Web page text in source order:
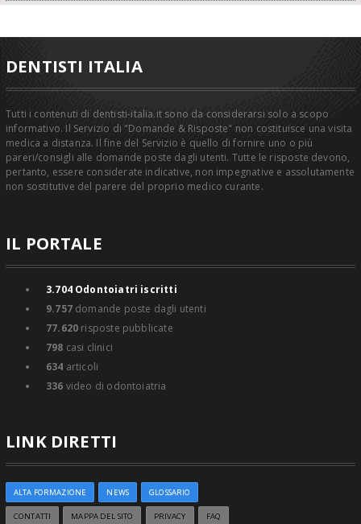
DENTISTI ITALIA
Tutti i contenuti di dentisti-italia.it sono da considerarsi solo a scopo
informativo. Il Servizio di "Domande & Risposte" non costituisce una visita
medica a distanza. Il fine del Servizio è quello di fornire uno o più
pareri/consigli alle domande poste dagli utenti. Tutte le risposte devono,
pertanto, essere considerate indicative, non impegnative e assolutamente
non sostitutive del parere del proprio medico curante.
IL PORTALE
3.704Odontoiatri iscritti
9.757domande poste dagli utenti
77.620 risposte pubblicate
798 casi clinici
634 articoli
336 video di odontoiatria
LINK DIRETTI
ALTA FORMAZIONE NEWS GLOSSARIO
CONTATTI MAPPA DEL SITO PRIVACY FAQ